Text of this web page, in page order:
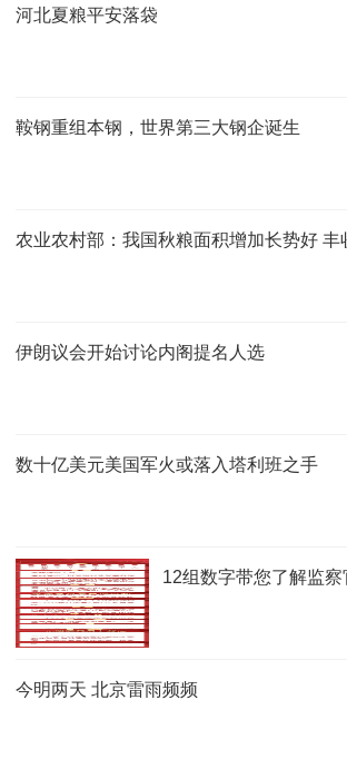
河北夏粮平安落袋
鞍钢重组本钢，世界第三大钢企诞生
农业农村部：我国秋粮面积增加长势好 丰
伊朗议会开始讨论内阁提名人选
数十亿美元美国军火或落入塔利班之手
12组数字带您了解监察
今明两天 北京雷雨频频